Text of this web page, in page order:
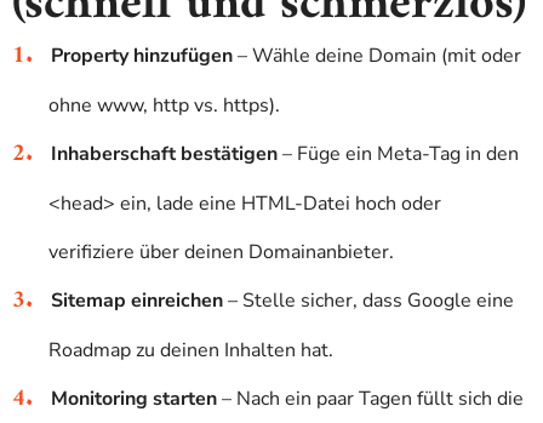
Property hinzufügen– Wähle deine Domain (mit oder
ohne www, http vs. https).
Inhaberschaft bestätigen– Füge ein Meta-Tag in den
<head> ein, lade eine HTML-Datei hoch oder
verifiziere über deinen Domainanbieter.
Sitemap einreichen– Stelle sicher, dass Google eine
Roadmap zu deinen Inhalten hat.
Monitoring starten– Nach ein paar Tagen füllt sich die